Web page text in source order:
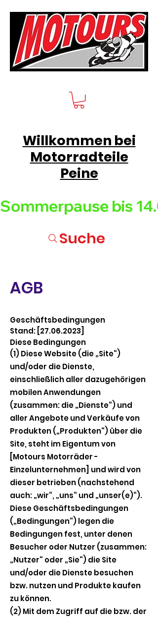
Sommerpause bis
Willkommen bei
Motorradteile
Peine
Suche
AGB
Geschäftsbedingungen
Stand: [27.06.2023]
Diese Bedingungen
(1) Diese Website (die „Site“)
und/oder die Dienste,
einschließlich aller dazugehörigen
mobilen Anwendungen
(zusammen: die „Dienste“) und
aller Angebote und Verkäufe von
Produkten („Produkten“) über die
Site, steht im Eigentum von
[Motours Motorräder -
Einzelunternehmen] und wird von
dieser betrieben (nachstehend
auch: „wir“, „uns“ und „unser(e)“).
Diese Geschäftsbedingungen
(„Bedingungen“) legen die
Bedingungen fest, unter denen
Besucher oder Nutzer (zusammen:
„Nutzer“ oder „Sie“) die Site
und/oder die Dienste besuchen
bzw. nutzen und Produkte kaufen
zu können.
(2) Mit dem Zugriff auf die bzw. der